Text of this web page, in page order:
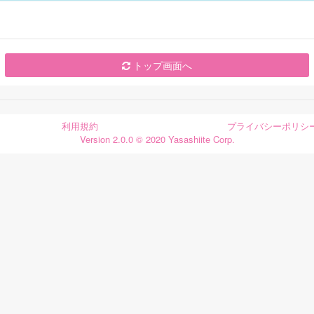
トップ画面へ
利用規約 プライバシーポリシ
Version 2.0.0 © 2020 Yasashiite Corp.